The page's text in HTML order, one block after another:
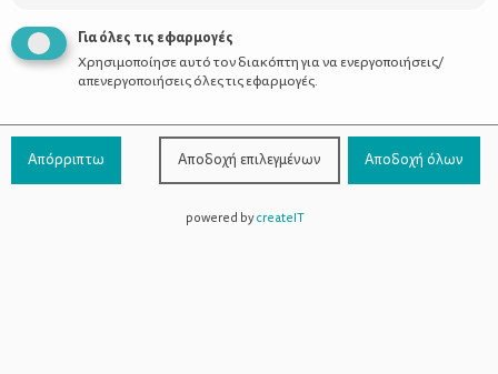
Για όλες τις εφαρμογές
Χρησιμοποίησε αυτό τον διακόπτη για να ενεργοποιήσεις/
απενεργοποιήσεις όλες τις εφαρμογές.
Απόρριπτω Αποδοχή επιλεγμένων Αποδοχή όλων
powered bycreateIT